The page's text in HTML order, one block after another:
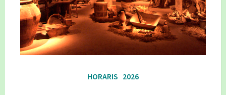
HORARIS 2026